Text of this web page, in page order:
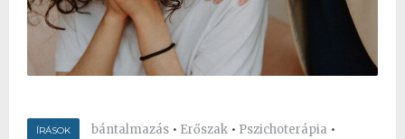
ÍRÁSOK bántalmazás • Erőszak • Pszichoterápia •